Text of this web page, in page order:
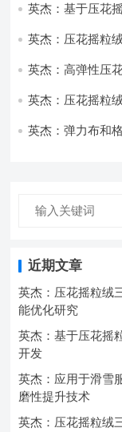
英杰：基于压花
英杰：压花摇粒
英杰：高弹性压
英杰：压花摇粒
英杰：弹力布和
近期文章
英杰：压花摇粒绒
能优化研究
英杰：基于压花摇
开发
英杰：应用于滑雪
磨性提升技术
英杰：压花摇粒绒